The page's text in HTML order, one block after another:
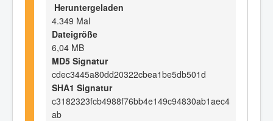
Heruntergeladen
4.349 Mal
Dateigröße
6,04 MB
MD5 Signatur
cdec3445a80dd20322cbea1be5db501d
SHA1 Signatur
c3182323fcb4988f76bb4e149c94830ab1aec4
ab